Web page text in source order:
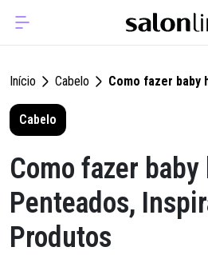
Início Cabelo
Como fazer baby
Cabelo
Como fazer
Penteados,
Produtos